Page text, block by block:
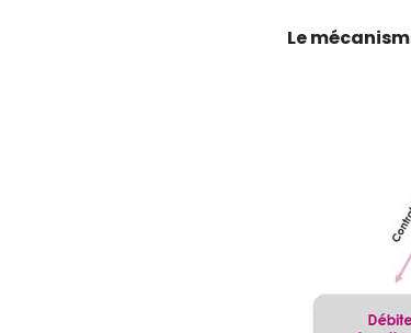
Le